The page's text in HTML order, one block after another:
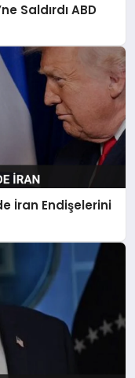
Saldırdı ABD
İran Endişelerini